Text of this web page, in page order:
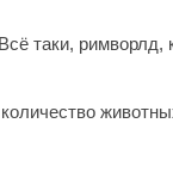
таки, римворлд,